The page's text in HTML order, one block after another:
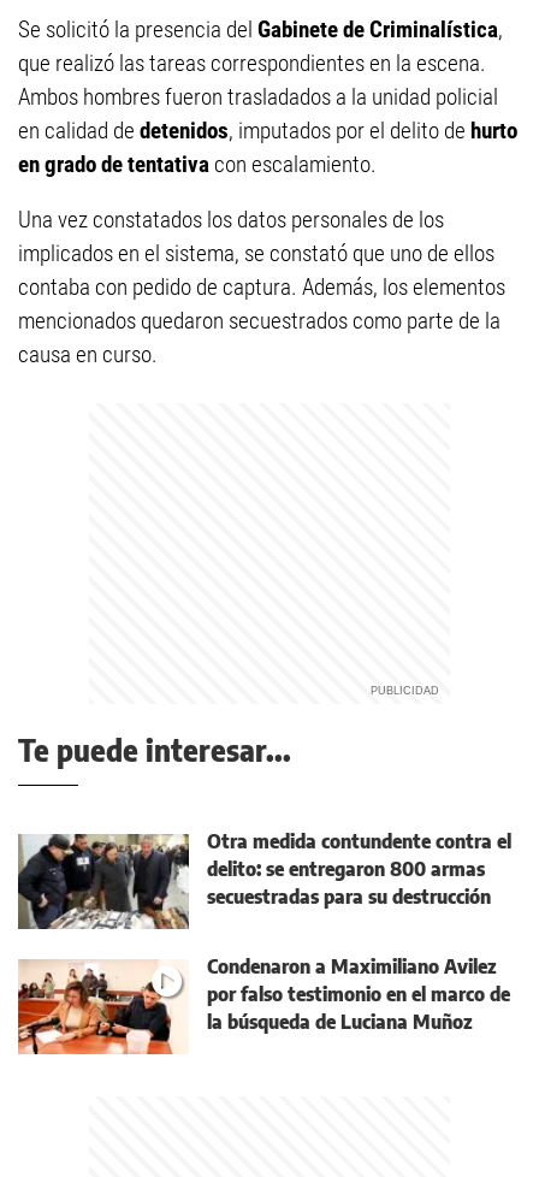
Se solicitó la presencia del Gabinete de Criminalística,
que realizó las tareas correspondientes en la escena.
Ambos hombres fueron trasladados a la unidad policial
en calidad de detenidos, imputados por el delito de hurto
en grado de tentativa con escalamiento.
Una vez constatados los datos personales de los
implicados en el sistema, se constató que uno de ellos
contaba con pedido de captura. Además, los elementos
mencionados quedaron secuestrados como parte de la
causa en curso.
Te puede interesar...
Otra medida contundente contra el
delito: se entregaron 800 armas
secuestradas para su destrucción
Condenaron a Maximiliano Avilez
por falso testimonio en el marco de
la búsqueda de Luciana Muñoz